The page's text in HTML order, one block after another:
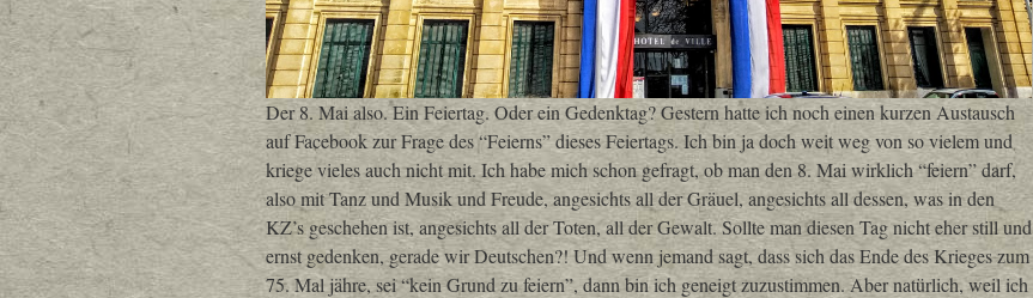
Der 8. Mai also. Ein Feiertag. Oder ein Gedenktag? Gestern hatte ich noch einen kurzen Austausch
auf Facebook zur Frage des “Feierns” dieses Feiertags. Ich bin ja doch weit weg von so vielem und
kriege vieles auch nicht mit. Ich habe mich schon gefragt, ob man den 8. Mai wirklich “feiern” darf,
also mit Tanz und Musik und Freude, angesichts all der Gräuel, angesichts all dessen, was in den
KZ’s geschehen ist, angesichts all der Toten, all der Gewalt. Sollte man diesen Tag nicht eher still und
ernst gedenken, gerade wir Deutschen?! Und wenn jemand sagt, dass sich das Ende des Krieges zum
75. Mal jähre, sei “kein Grund zu feiern”, dann bin ich geneigt zuzustimmen. Aber natürlich, weil ich